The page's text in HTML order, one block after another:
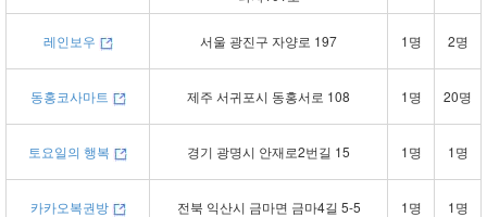
레인보우 서울 광진구 자양로 197 1명 2명
동홍코사마트 제주 서귀포시 동홍서로 108 1명 20명
토요일의 행복 경기 광명시 안재로2번길 15 1명 1명
카카오복권방 전북 익산시 금마면 금마4길 5-5 1명 1명